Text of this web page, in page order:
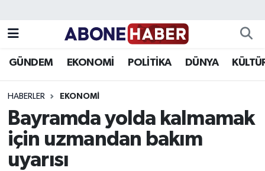
GÜNDEM EKONOMİ POLİTİKA DÜNYA
HABERLER EKONOMI
Bayramda yolda kalmamak
için uzmandan bakım
uyarısı
Asayiş
Bilim ve Teknoloji
Süper Lig Puan Durumu ve Fikstür
Tüm Manşetler